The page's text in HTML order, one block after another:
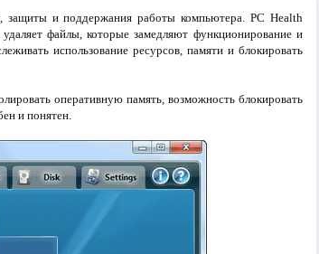
защиты и поддержания работы компьютера. PC Health
файлы, которые замедляют функционирование и
использование ресурсов, памяти и блокировать
оперативную память, возможность блокировать
и понятен.